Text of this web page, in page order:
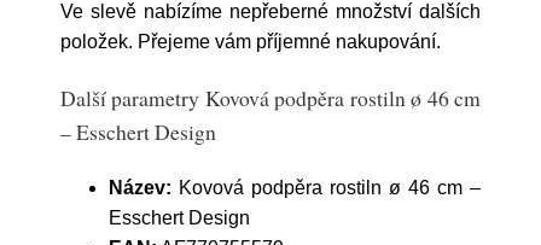
Ve slevě nabízíme nepřeberné množství dalších
položek. Přejeme vám příjemné nakupování.
Další parametry Kovová podpěra rostiln ø 46 cm
– Esschert Design
Název: Kovová podpěra rostiln ø 46 cm –
Esschert Design